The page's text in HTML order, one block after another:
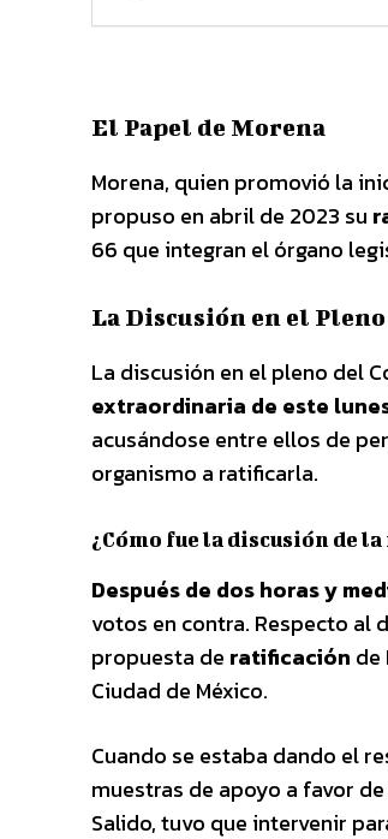
El Papel de Morena
Morena, quien promovió la
propuso en abril de 2023 su
66 que integran el órgano
La Discusión en el
La discusión en el pleno del
extraordinaria de este
acusándose entre ellos de
organismo a ratificarla.
¿Cómo fue la discusión de
Después de dos horas y
votos en contra. Respecto al
propuesta de ratificación de
Ciudad de México.
Cuando se estaba dando el
muestras de apoyo a favor
Salido, tuvo que intervenir